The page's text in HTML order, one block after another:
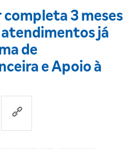
3 meses
atendimentos já
de
e Apoio à